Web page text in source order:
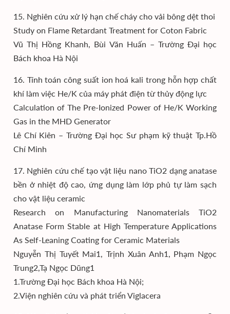
15. Nghiên cứu xử lý hạn chế cháy cho vải bông dệt thoi
Study on Flame Retardant Treatment for Coton Fabric
Vũ Thị Hồng Khanh, Bùi Văn Huấn – Trường Đại học
Bách khoa Hà Nội
16. Tính toán công suất ion hoá kali trong hỗn hợp chất
khí làm việc He/K của máy phát điện từ thủy động lực
Calculation of The Pre-Ionized Power of He/K Working
Gas in the MHD Generator
Lê Chí Kiên – Trường Đại học Sư phạm kỹ thuật Tp.Hồ
Chí Minh
17. Nghiên cứu chế tạo vật liệu nano TiO2 dạng anatase
bền ở nhiệt độ cao, ứng dụng làm lớp phủ tự làm sạch
cho vật liệu ceramic
Research on Manufacturing Nanomaterials TiO2
Anatase Form Stable at High Temperature Applications
As Self-Leaning Coating for Ceramic Materials
Nguyễn Thị Tuyết Mai1, Trịnh Xuân Anh1, Phạm Ngọc
Trung2,Tạ Ngọc Dũng1
1.Trường Đại học Bách khoa Hà Nội;
2.Viện nghiên cứu và phát triển Viglacera